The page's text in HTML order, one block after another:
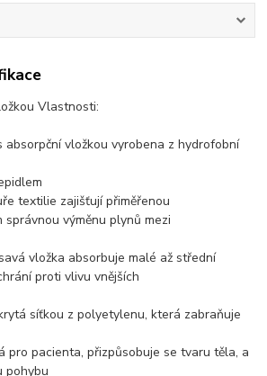
Vlastnosti:
absorpční vložkou vyrobena z hydrofobní
textilie zajišťují přiměřenou
výměnu plynů mezi
vložka absorbuje malé až střední
proti vlivu vnějších
síťkou z polyetylenu, která zabraňuje
pro pacienta, přizpůsobuje se tvaru těla, a
pohybu